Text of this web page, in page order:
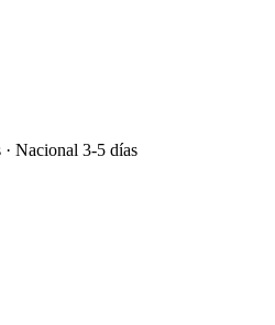
Nacional 3-5 días